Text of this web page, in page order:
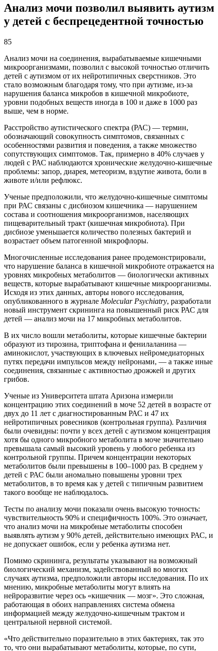
Анализ мочи позволил выявить аутизм
у детей с беспрецедентной точностью
85
Анализ мочи на соединения, вырабатываемые кишечными
микроорганизмами, позволил с высокой точностью отличить
детей с аутизмом от их нейротипичных сверстников. Это
стало возможным благодаря тому, что при аутизме, из-за
нарушения баланса микробов в кишечной микробиоте,
уровни подобных веществ иногда в 100 и даже в 1000 раз
выше, чем в норме.
Расстройство аутистического спектра (РАС) — термин,
обозначающий совокупность симптомов, связанных с
особенностями развития и поведения, а также множество
сопутствующих симптомов. Так, примерно в 40% случаев у
людей с РАС наблюдаются хронические желудочно-кишечные
проблемы: запор, диарея, метеоризм, вздутие живота, боли в
животе и/или рефлюкс.
Ученые предположили, что желудочно-кишечные симптомы
при РАС связаны с дисбиозом кишечника — нарушением
состава и соотношения микроорганизмов, населяющих
пищеварительный тракт (кишечная микробиота). При
дисбиозе уменьшается количество полезных бактерий и
возрастает объем патогенной микрофлоры.
Многочисленные исследования ранее продемонстрировали,
что нарушение баланса в кишечной микробиоте отражается на
уровнях микробных метаболитов — биологически активных
веществ, которые вырабатывают кишечные микроорганизмы.
Исходя из этих данных, авторы нового исследования,
опубликованного в журнале Molecular Psychiatry, разработали
новый инструмент скрининга на повышенный риск РАС для
детей — анализ мочи на 17 микробных метаболитов.
В их число вошли метаболиты, которые кишечные бактерии
образуют из тирозина, триптофана и фенилаланина —
аминокислот, участвующих в ключевых нейромедиаторных
путях передачи импульсов между нейронами, — а также иные
соединения, связанные с активностью дрожжей и других
грибов.
Ученые из Университета штата Аризона измерили
концентрацию этих соединений в моче 52 детей в возрасте от
двух до 11 лет с диагностированным РАС и 47 их
нейротипичных ровесников (контрольная группа). Различия
были очевидны: почти у всех детей с аутизмом концентрация
хотя бы одного микробного метаболита в моче значительно
превышала самый высокий уровень у любого ребенка из
контрольной группы. Причем концентрации некоторых
метаболитов были превышены в 100–1000 раз. В среднем у
детей с РАС были аномально повышены уровни трех
метаболитов, в то время как у детей с типичным развитием
такого вообще не наблюдалось.
Тесты по анализу мочи показали очень высокую точность:
чувствительность 90% и специфичность 100%. Это означает,
что анализ мочи на микробные метаболиты способен
выявлять аутизм у 90% детей, действительно имеющих РАС, и
не допускает ошибок, если у ребенка аутизма нет.
Помимо скрининга, результаты указывают на возможный
биологический механизм, задействованный во многих
случаях аутизма, предположили авторы исследования. По их
мнению, микробные метаболиты могут влиять на
нейроразвитие через ось «кишечник — мозг». Это сложная,
работающая в обоих направлениях система обмена
информацией между желудочно-кишечным трактом и
центральной нервной системой.
«Что действительно поразительно в этих бактериях, так это
то, что они вырабатывают метаболиты, которые, по сути,